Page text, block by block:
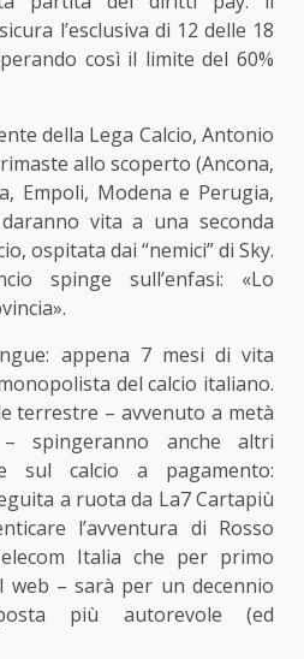
l’esclusiva di 12 delle 18
così il limite del 60%
della Lega Calcio, Antonio
allo scoperto (Ancona,
Empoli, Modena e Perugia,
vita a una seconda
ospitata dai “nemici” di Sky.
spinge sull’enfasi: «Lo
appena 7 mesi di vita
del calcio italiano.
terrestre – avvenuto a metà
spingeranno anche altri
sul calcio a pagamento:
a ruota da La7 Cartapiù
l’avventura di Rosso
Italia che per primo
web – sarà per un decennio
più autorevole (ed